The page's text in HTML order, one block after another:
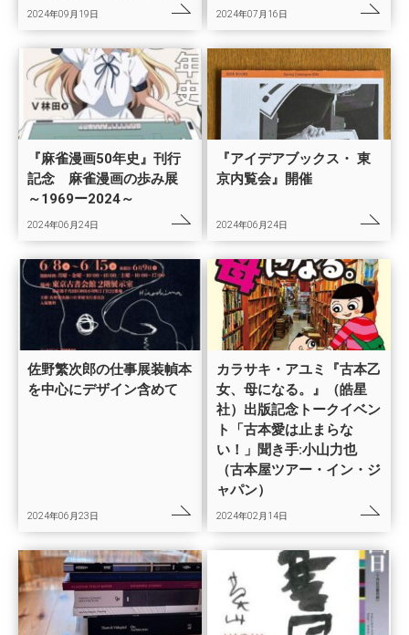
2024年09月19日 2024年07月16日
『麻雀漫画50年史』刊行
記念 麻雀漫画の歩み展
～1969ー2024～
2024年06月24日
『アイデアブックス・ 東
京内覧会』開催
2024年06月24日
佐野繁次郎の仕事展装幀本
を中心にデザイン含めて
2024年06月23日
カラサキ・アユミ『古本乙
女、母になる。』（皓星
社）出版記念トークイベン
ト「古本愛は止まらな
い！」聞き手:小山力也
（古本屋ツアー・イン・ジ
ャパン）
2024年02月14日